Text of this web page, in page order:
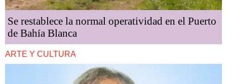
Se restablece la normal operatividad en el Puerto
de Bahía Blanca
ARTE Y CULTURA